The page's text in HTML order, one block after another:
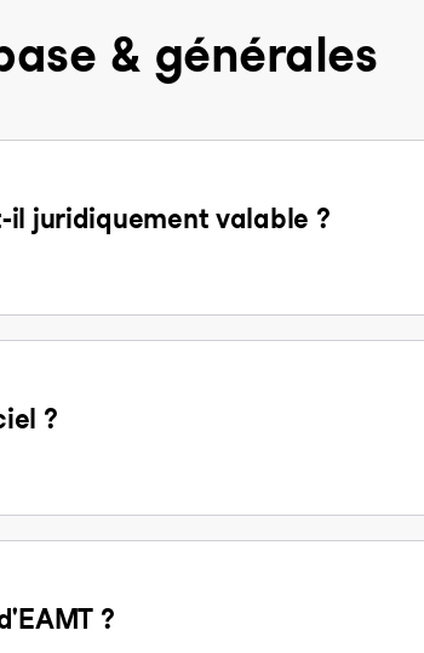
& générales
il juridiquement valable ?
?
?